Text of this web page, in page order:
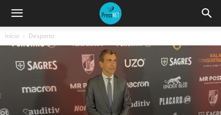
Início Desporto